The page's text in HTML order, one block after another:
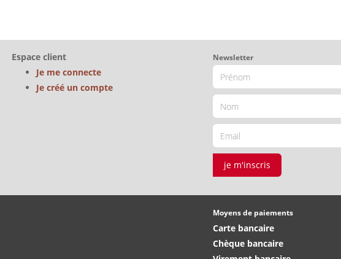
Espace client
Je me connecte
Je créé un compte
Newsletter
je m'inscris
Moyens de paiements
Carte bancaire
Chèque bancaire